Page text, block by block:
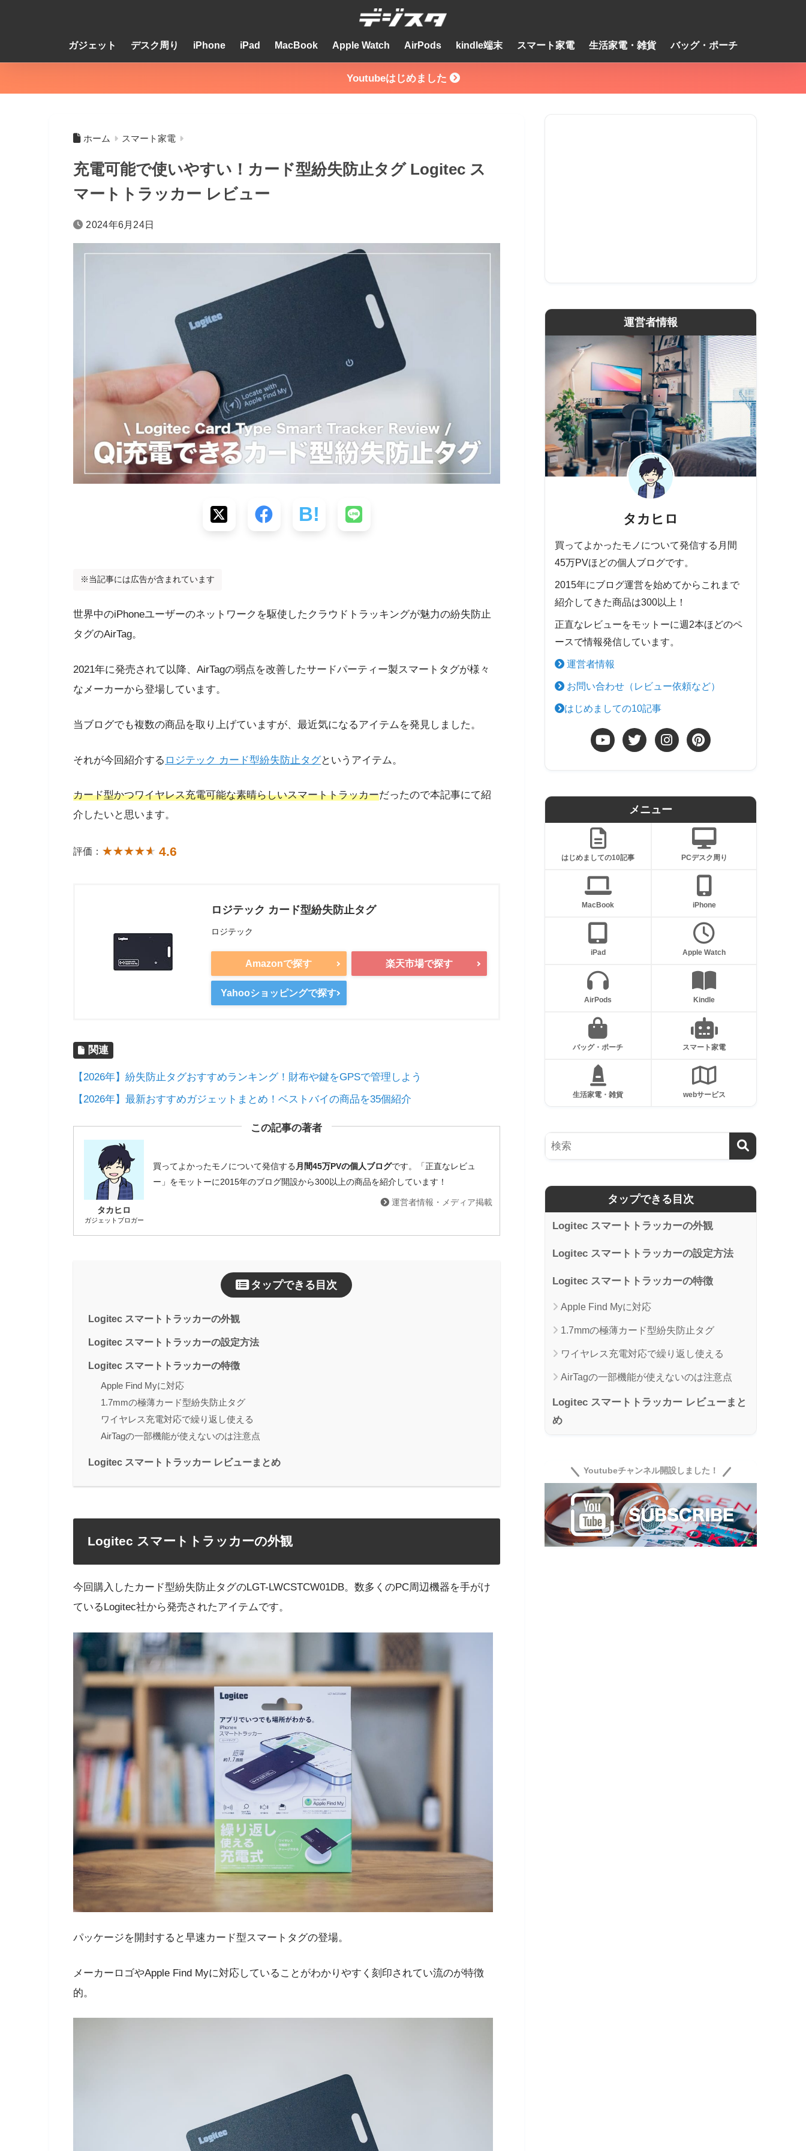
ガジェット デスク周り iPhone iPad MacBook Apple Watch AirPods kindle端末 スマート家電 生活家電・雑貨 バッグ・ポーチ
Youtubeはじめました
ホーム スマート家電
充電可能で使いやすい！カード型紛失防止タグ Logitec ス
マートトラッカー レビュー
2024年6月24日
※当記事には広告が含まれています
世界中のiPhoneユーザーのネットワークを駆使したクラウドトラッキングが魅力の紛失防止
タグのAirTag。
2021年に発売されて以降、AirTagの弱点を改善したサードパーティー製スマートタグが様々
なメーカーから登場しています。
当ブログでも複数の商品を取り上げていますが、最近気になるアイテムを発見しました。
それが今回紹介する ロジテック カード型紛失防止タグというアイテム。
カード型かつワイヤレス充電可能な素晴らしいスマートトラッカーだったので本記事にて紹
介したいと思います。
評価： 4.6
ロジテック カード型紛失防止タグ
ロジテック
Amazonで探す 楽天市場で探す
Yahooショッピングで探す
関連
【2026年】紛失防止タグおすすめランキング！財布や鍵をGPSで管理しよう
【2026年】最新おすすめガジェットまとめ！ベストバイの商品を35個紹介
この記事の著者
タカヒロ
ガジェットブロガー
買ってよかったモノについて発信する 月間45万PVの個人ブログです。「正直なレビュ
ー」をモットーに2015年のブログ開設から300以上の商品を紹介しています！
運営者情報・メディア掲載
タップできる目次
Logitec スマートトラッカーの外観
Logitec スマートトラッカーの設定方法
Logitec スマートトラッカーの特徴
Apple Find Myに対応
1.7mmの極薄カード型紛失防止タグ
ワイヤレス充電対応で繰り返し使える
AirTagの一部機能が使えないのは注意点
Logitec スマートトラッカー レビューまとめ
Logitec スマートトラッカーの外観
今回購入したカード型紛失防止タグのLGT-LWCSTCW01DB。数多くのPC周辺機器を手がけ
ているLogitec社から発売されたアイテムです。
パッケージを開封すると早速カード型スマートタグの登場。
メーカーロゴやApple Find Myに対応していることがわかりやすく刻印されてい流のが特徴
的。
運営者情報
タカヒロ
買ってよかったモノについて発信する月間
45万PVほどの個人ブログです。
2015年にブログ運営を始めてからこれまで
紹介してきた商品は300以上！
正直なレビューをモットーに週2本ほどのペ
ースで情報発信しています。
運営者情報
お問い合わせ（レビュー依頼など）
はじめましての10記事
メニュー
はじめましての10記事 PCデスク周り
MacBook iPhone
iPad Apple Watch
AirPods Kindle
バッグ・ポーチ スマート家電
生活家電・雑貨 webサービス
タップできる目次
Logitec スマートトラッカーの外観
Logitec スマートトラッカーの設定方法
Logitec スマートトラッカーの特徴
Apple Find Myに対応
1.7mmの極薄カード型紛失防止タグ
ワイヤレス充電対応で繰り返し使える
AirTagの一部機能が使えないのは注意点
Logitec スマートトラッカー レビューまと
め
Youtubeチャンネル開設しました！